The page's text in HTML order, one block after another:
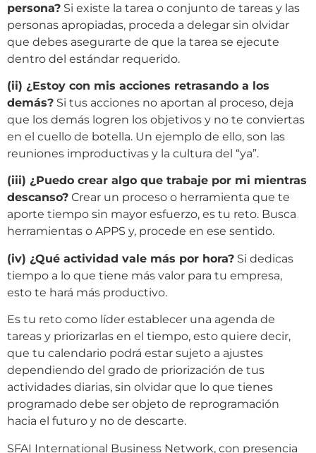
persona? Si existe la tarea o conjunto de tareas y las
personas apropiadas, proceda a delegar sin olvidar
que debes asegurarte de que la tarea se ejecute
dentro del estándar requerido.
(ii) ¿Estoy con mis acciones retrasando a los
demás? Si tus acciones no aportan al proceso, deja
que los demás logren los objetivos y no te conviertas
en el cuello de botella. Un ejemplo de ello, son las
reuniones improductivas y la cultura del “ya”.
(iii) ¿Puedo crear algo que trabaje por mi mientras
descanso? Crear un proceso o herramienta que te
aporte tiempo sin mayor esfuerzo, es tu reto. Busca
herramientas o APPS y, procede en ese sentido.
(iv) ¿Qué actividad vale más por hora? Si dedicas
tiempo a lo que tiene más valor para tu empresa,
esto te hará más productivo.
Es tu reto como líder establecer una agenda de
tareas y priorizarlas en el tiempo, esto quiere decir,
que tu calendario podrá estar sujeto a ajustes
dependiendo del grado de priorización de tus
actividades diarias, sin olvidar que lo que tienes
programado debe ser objeto de reprogramación
hacia el futuro y no de descarte.
SFAI International Business Network, con presencia